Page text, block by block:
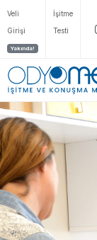
Veli
Girişi
Yakında!
İşitme
Testi